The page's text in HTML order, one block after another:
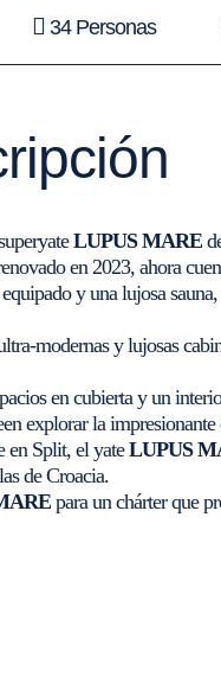
34 Personas
LUPUS MARE
en 2023, ahora
y una lujosa
modernas y lujosas
en cubierta y un
explorar la
en Split, el yateLUPUS
de Croacia.
para un chárter que